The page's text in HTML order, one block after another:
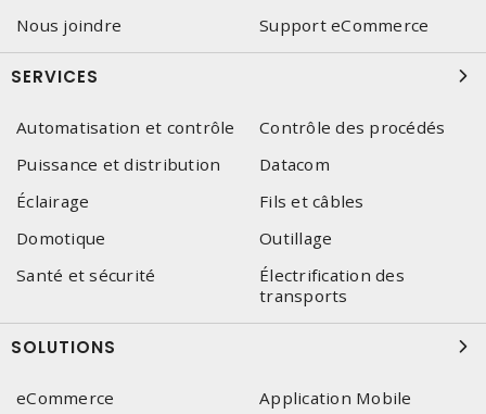
Nous joindre
Support eCommerce
SERVICES
Automatisation et contrôle
Contrôle des procédés
Puissance et distribution
Datacom
Éclairage
Fils et câbles
Domotique
Outillage
Santé et sécurité
Électrification des
transports
SOLUTIONS
eCommerce
Application Mobile